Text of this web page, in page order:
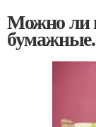
Можно ли
бумажные.